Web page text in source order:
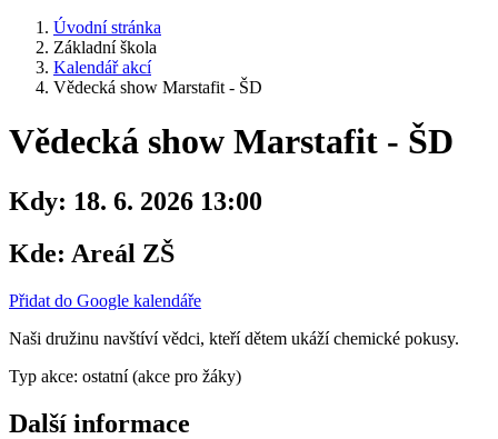
Úvodní stránka
Základní škola
Kalendář akcí
Vědecká show Marstafit - ŠD
Vědecká show Marstafit - ŠD
Kdy: 18. 6. 2026 13:00
Kde: Areál ZŠ
Přidat do Google kalendáře
Naši družinu navštíví vědci, kteří dětem ukáží chemické pokusy.
Typ akce: ostatní (akce pro žáky)
Další informace